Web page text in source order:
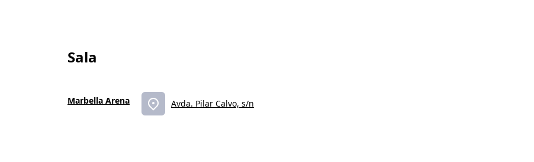
Sala
Marbella Arena Avda. Pilar Calvo, s/n